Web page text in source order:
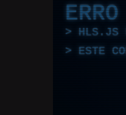
ERRO
HLS.JS
ESTE